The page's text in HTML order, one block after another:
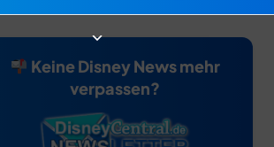
Keine Disney News mehr
verpassen?